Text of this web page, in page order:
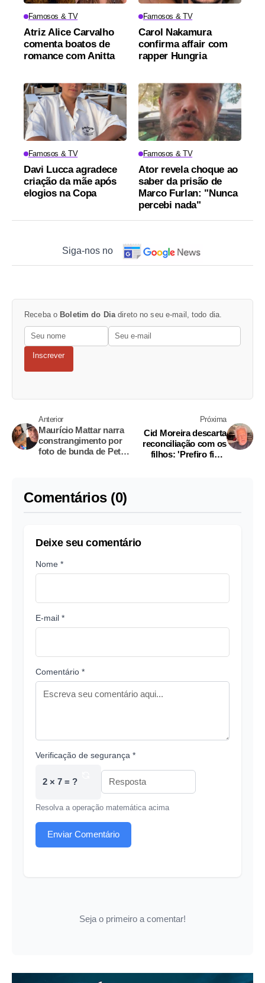
Famosos & TV
Atriz Alice Carvalho
comenta boatos de
romance com Anitta
Famosos & TV
Carol Nakamura
confirma affair com
rapper Hungria
Famosos & TV
Davi Lucca agradece
criação da mãe após
elogios na Copa
Famosos & TV
Ator revela choque ao
saber da prisão de
Marco Furlan: "Nunca
percebi nada"
Siga-nos no
Receba o Boletim do Diadireto no seu e-mail, todo dia.
Inscrever
Anterior
Maurício Mattar narra
constrangimento por
foto de bunda de Petra
Próxima
Cid Moreira descarta
reconciliação com os
filhos: 'Prefiro ficar
Comentários (0)
Deixe seu comentário
Nome *
E-mail *
Comentário *
Verificação de segurança *
2 × 7 = ?
Resolva a operação matemática acima
Enviar Comentário
Seja o primeiro a comentar!